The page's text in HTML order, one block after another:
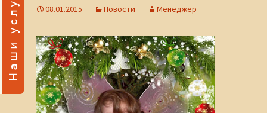
08.01.2015 Новости Менеджер